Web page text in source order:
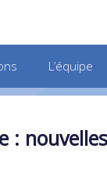
L’équipe
: